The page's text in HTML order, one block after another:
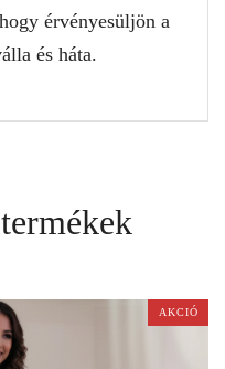
érvényesüljön a
és háta.
AKCIÓ